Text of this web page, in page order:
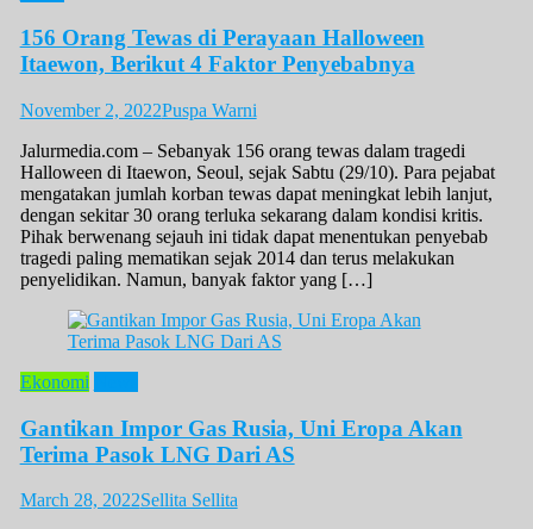
156 Orang Tewas di Perayaan Halloween
Itaewon, Berikut 4 Faktor Penyebabnya
November 2, 2022Puspa Warni
Jalurmedia.com – Sebanyak 156 orang tewas dalam tragedi
Halloween di Itaewon, Seoul, sejak Sabtu (29/10). Para pejabat
mengatakan jumlah korban tewas dapat meningkat lebih lanjut,
dengan sekitar 30 orang terluka sekarang dalam kondisi kritis.
Pihak berwenang sejauh ini tidak dapat menentukan penyebab
tragedi paling mematikan sejak 2014 dan terus melakukan
penyelidikan. Namun, banyak faktor yang […]
Ekonomi
Gantikan Impor Gas Rusia, Uni Eropa Akan
Terima Pasok LNG Dari AS
March 28, 2022Sellita Sellita